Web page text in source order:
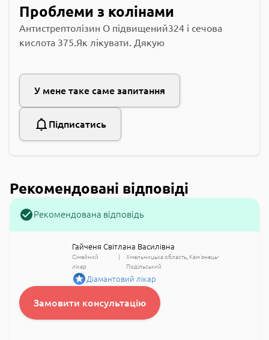
Проблеми з колінами
Антистрептолізин О підвищений324 і сечова
кислота 375.Як лікувати. Дякую
У мене таке саме запитання
Підписатись
Рекомендовані відповіді
Рекомендована відповідь
Гайченя Світлана Василівна
Сімейний
лікар
Хмельницька область Кам'янець-
Подільський
Діамантовий лікар
Замовити консультацію